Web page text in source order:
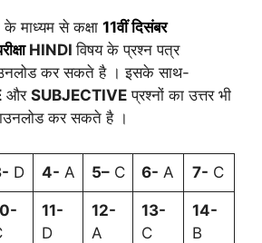
माध्यम से कक्षा 11वींदिसंबर
HINDIविषय के प्रश्न पत्र
कर सकते है । इसके साथ-
और SUBJECTIVE प्रश्नों का उत्तर भी
कर सकते है ।
D 4- A 5–C 6- A 7- C
11-
D
12-
A
13-
C
14-
B